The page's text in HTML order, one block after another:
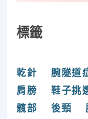
標籤
乾針 腕隧道
肩膀
鞋子挑
髖部
後頸